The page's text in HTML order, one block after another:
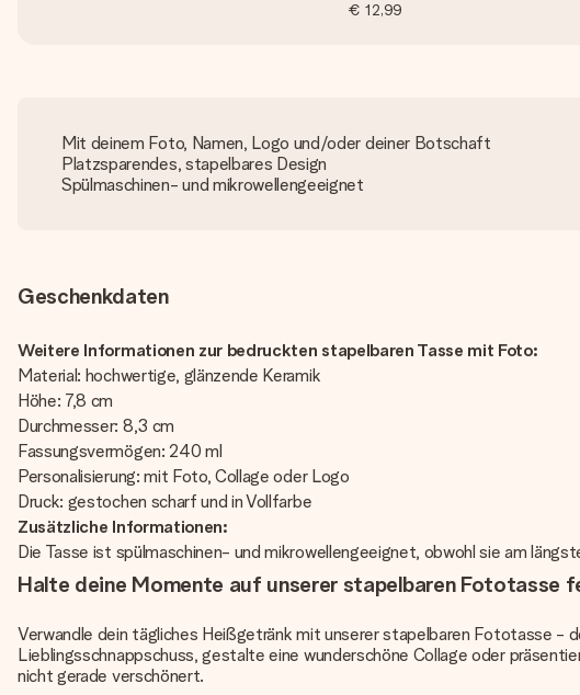
€ 12,99
Mit deinem Foto, Namen, Logo und/oder deiner Botschaft
Platzsparendes, stapelbares Design
Spülmaschinen- und mikrowellengeeignet
Geschenkdaten
Weitere Informationen zur bedruckten stapelbaren Tasse mit Foto:
Material: hochwertige, glänzende Keramik
Höhe: 7,8 cm
Durchmesser: 8,3 cm
Fassungsvermögen: 240 ml
Personalisierung: mit Foto, Collage oder Logo
Druck: gestochen scharf und in Vollfarbe
Zusätzliche Informationen:
Die Tasse ist spülmaschinen- und mikrowellengeeignet, obwohl sie am
Halte deine Momente auf unserer stapelbaren Fototasse
Verwandle dein tägliches Heißgetränk mit unserer stapelbaren Fototasse -
Lieblingsschnappschuss, gestalte eine wunderschöne Collage oder
nicht gerade verschönert.